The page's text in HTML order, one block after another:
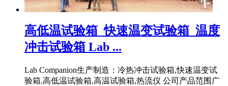
高低温试验箱_快速温变试验箱_温度
冲击试验箱 Lab ...
Lab Companion生产制造：冷热冲击试验箱,快速温变试
验箱,高低温试验箱,高温试验箱,热流仪 公司产品范围广